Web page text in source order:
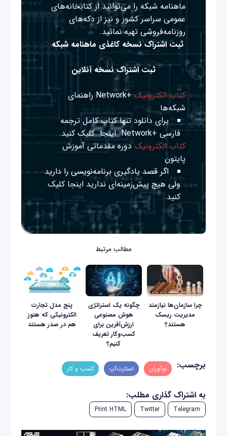
ماهنامه شبکه را می‌توانید از کتابخانه‌های
عمومی سراسر کشور و نیز از دکه‌های
روزنامه‌فروشی تهیه نمائید.
ثبت اشتراک نسخه کاغذی ماهنامه شبکه
ثبت اشتراک نسخه آنلاین
کتاب الکترونیک
+Network راهنمای
شبکه‌ها
برای دانلود تنها کتاب کامل ترجمه
فارسی +Network
اینجا کلیک کنید.
کتاب الکترونیک دوره مقدماتی آموزش
پایتون
اگر قصد یادگیری برنامه‌نویسی را دارید
ولی هیچ پیش‌زمینه‌ای نداریداینجا کلیک
کنید.
مطالب مرتبط
چرا سازمان‌ها نیازمند
مدیریت ریسک
هستند؟
چگونه یک استراتژی
هوش مصنوعی
ارزش‌آفرین برای
کسب‌وکار تعریف
کنیم؟
پنج مدل تجارت
الکترونیکی که هنوز
هم در صدر هستند
برچسب: نوآوران استارت‌آپ کسب و کار
به اشتراک گذاری مطلب:
Telegram
Twitter
Print HTML